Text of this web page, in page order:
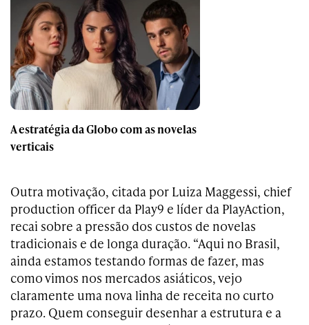
A estratégia da Globo com as novelas
verticais
Outra motivação, citada por Luiza Maggessi, chief
production officer da Play9 e líder da PlayAction,
recai sobre a pressão dos custos de novelas
tradicionais e de longa duração. “Aqui no Brasil,
ainda estamos testando formas de fazer, mas
como vimos nos mercados asiáticos, vejo
claramente uma nova linha de receita no curto
prazo. Quem conseguir desenhar a estrutura e a